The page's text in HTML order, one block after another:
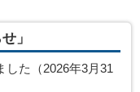
」
した（2026年3月31